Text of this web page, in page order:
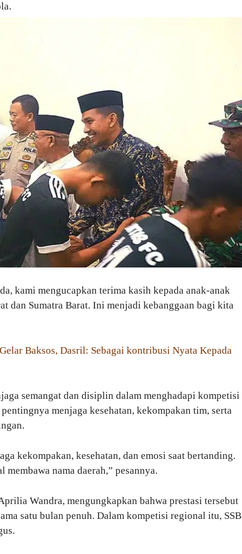
kami mengucapkan terima kasih kepada anak-anak
dan Sumatra Barat. Ini menjadi kebanggaan bagi kita
Baksos, Dasril: Sebagai kontribusi Nyata Kepada
semangat dan disiplin dalam menghadapi kompetisi
menjaga kesehatan, kekompakan tim, serta
kekompakan, kesehatan, dan emosi saat bertanding.
nama daerah,” pesannya.
Wandra, mengungkapkan bahwa prestasi tersebut
satu bulan penuh. Dalam kompetisi regional itu, SSB